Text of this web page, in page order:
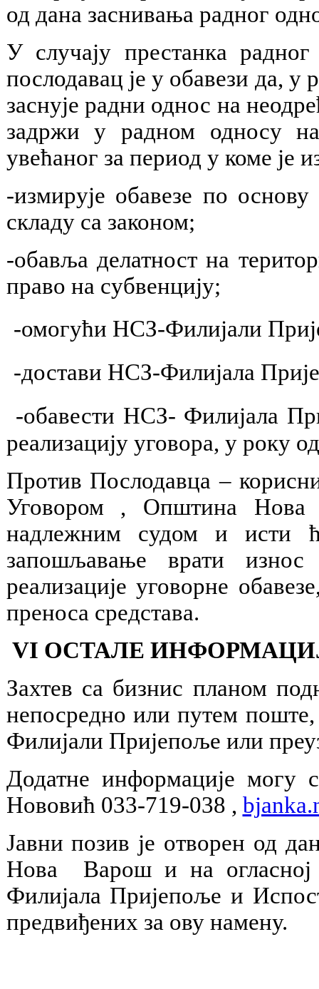
од дана заснивања радног
У случају престанка
послодавац је у обавези да, у
заснује радни однос на
задржи у радном односу
увећаног за период у коме је
-измирује обавезе по
складу са законом;
-обавља делатност на
право на субвенцију;
-омогући НСЗ-Филијали
-достави НСЗ-Филијала
-обавести НСЗ- Филијала
реализацију уговора, у року
Против Послодавца –
Уговором , Општина Нова
надлежним судом и исти
запошљавање врати износ
реализације уговорне
преноса средстава.
VI ОСТАЛЕ
Захтев са бизнис планом
непосредно или путем
Филијали Пријепоље или
Додатне информације могу
Нововић 033-719-038 ,
Јавни позив је отворен од
Нова Варош и на огласној
Филијала Пријепоље и
предвиђених за ову намену.